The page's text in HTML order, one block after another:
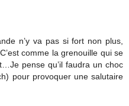
n’y va pas si fort non plus,
comme la grenouille qui se
pense qu’il faudra un choc
pour provoquer une salutaire